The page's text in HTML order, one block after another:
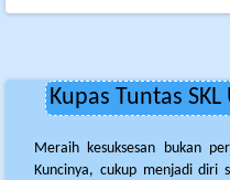
Kupas Tuntas
Meraih kesuksesan bukan
Kuncinya, cukup menjadi diri